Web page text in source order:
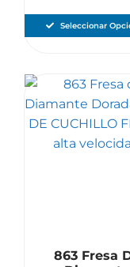
Seleccionar
863 Fresa